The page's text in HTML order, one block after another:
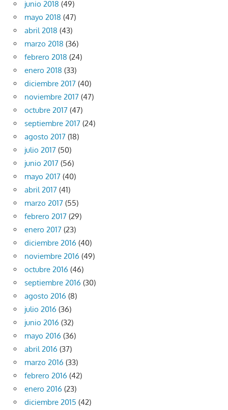
junio 2018 (49)
mayo 2018 (47)
abril 2018 (43)
marzo 2018 (36)
febrero 2018 (24)
enero 2018 (33)
diciembre 2017 (40)
noviembre 2017 (47)
octubre 2017 (47)
septiembre 2017 (24)
agosto 2017 (18)
julio 2017 (50)
junio 2017 (56)
mayo 2017 (40)
abril 2017 (41)
marzo 2017 (55)
febrero 2017 (29)
enero 2017 (23)
diciembre 2016 (40)
noviembre 2016 (49)
octubre 2016 (46)
septiembre 2016 (30)
agosto 2016 (8)
julio 2016 (36)
junio 2016 (32)
mayo 2016 (36)
abril 2016 (37)
marzo 2016 (33)
febrero 2016 (42)
enero 2016 (23)
diciembre 2015 (42)